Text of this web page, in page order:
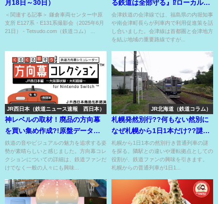
月18日～30日）
＜関連する記事＞ 鎌倉車両センター中原
支所 E127系・E131系撮影会（2025年6月
21日） - Tetsudo.com（鉄道コム） ...
る鉄道は全部守る』⁉ローカル線
の未来考える列車会談??
会津鉄道の会津線では、福島県の内堀知事
や南会津町長らが列車内で利用促進策を話
し合いました。会津線は首都圏と会津地方
を結ぶ地域の重要路線ですが...
JR西日本（鉄道ニュース速報 西日本）
神レベルの取材！廃品の方向幕
を買い集め作成?!原盤データを
購入してデータを作成?!
鉄道の音やビジュアルの魅力を追求する姿
勢が素晴らしいと感じました。方向幕コレ
クションについての詳細は、鉄道ファンだ
けでなく一般の人々にも興味...
JR北海道（鉄道コラム）
札幌発然別行??何もない然別に
なぜ札幌から1日1本だけ??謎多
き普通列車の正体に迫る⁉
札幌から1日1本の然別行き普通列車の謎
を探る。隣駅との違いや運転拠点としての
役割が、鉄道ファンの興味を引きます。
札幌からの普通列車が1日1...